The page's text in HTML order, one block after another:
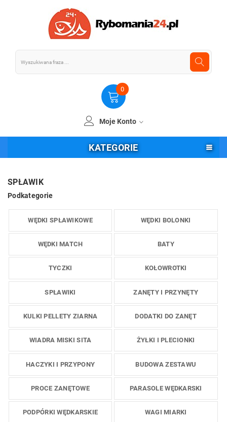
0
Moje Konto
KATEGORIE
SPŁAWIK
Podkategorie
WĘDKI SPŁAWIKOWE WĘDKI BOLONKI
WĘDKI MATCH BATY
TYCZKI KOŁOWROTKI
SPŁAWIKI ZANĘTY I PRZYNĘTY
KULKI PELLETY ZIARNA DODATKI DO ZANĘT
WIADRA MISKI SITA ŻYŁKI I PLECIONKI
HACZYKI I PRZYPONY BUDOWA ZESTAWU
PROCE ZANĘTOWE PARASOLE WĘDKARSKI
PODPÓRKI WĘDKARSKIE WAGI MIARKI